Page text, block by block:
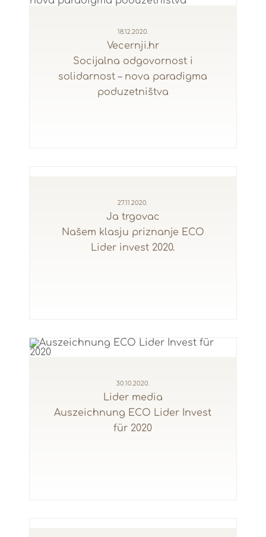
18.12.2020.
Vecernji.hr
Socijalna odgovornost i
solidarnost – nova paradigma
poduzetništva
27.11.2020.
Ja trgovac
Našem klasju priznanje ECO
Lider invest 2020.
30.10.2020.
Lider media
Auszeichnung ECO Lider Invest
für 2020